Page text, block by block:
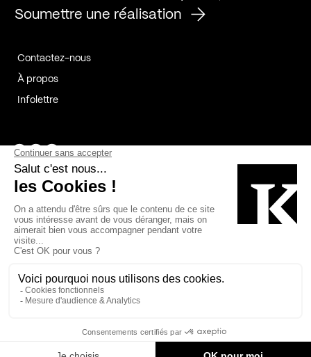
Soumettre une réalisation
Contactez-nous
À propos
Infolettre
Page Facebook de Kollectif
Page Instagram de Kollectif
Page Linkedin de Kollectif
Bâtiment-Durable-Québec-1
Esquisses-1IRAC-1
MP-1 v2com-1
Cookies